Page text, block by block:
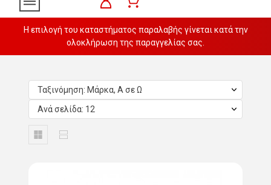
Η επιλογή του καταστήματος παραλαβής γίνεται κατά την
ολοκλήρωση της παραγγελίας σας.
Ταξινόμηση: Μάρκα, Α σε Ω
Ανά σελίδα: 12